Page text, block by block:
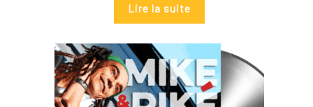
Lire la suite